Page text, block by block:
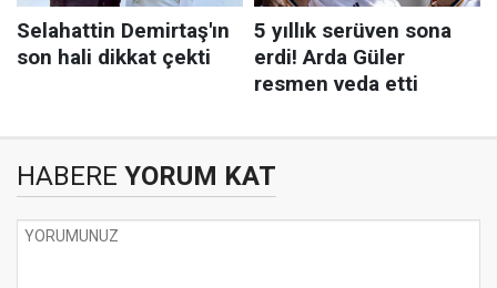
HABERE YORUM KAT